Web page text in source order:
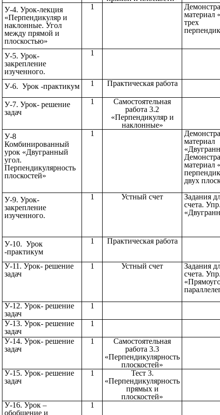
У-4. Урок-лекция
«Перпендикуляр и
наклонные. Угол
между прямой и
плоскостью»
1
материал
трех
У-5. Урок-
закрепление
изученного.
1
У-6. Урок -практикум 1 Практическая работа
У-7. Урок- решение
задач
1
Самостоятельная
работа 3.2
«Перпендикуляр и
наклонные»
У-8
Комбинированный
урок «Двугранный
угол.
Перпендикулярность
плоскостей»
1
материал
материал
двух
У-9. Урок-
закрепление
изученного.
1 Устный счет
Задания
счета.
У-10. Урок
-практикум
1 Практическая работа
У-11. Урок- решение
задач
1 Устный счет
Задания
счета.
У-12. Урок- решение
задач
1
У-13. Урок- решение
задач
1
У-14. Урок- решение
задач
1
Самостоятельная
работа 3.3
«Перпендикулярность
плоскостей»
У-15. Урок- решение
задач
1
Тест 3.
«Перпендикулярность
прямых и
плоскостей»
У-16. Урок –
обобщение и
1